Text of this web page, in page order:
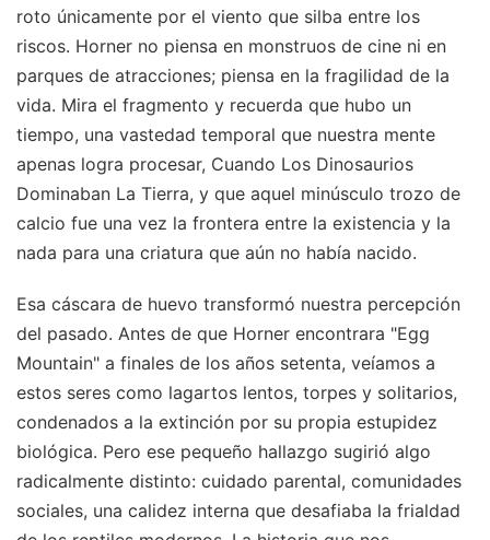
roto únicamente por el viento que silba entre los
riscos. Horner no piensa en monstruos de cine ni en
parques de atracciones; piensa en la fragilidad de la
vida. Mira el fragmento y recuerda que hubo un
tiempo, una vastedad temporal que nuestra mente
apenas logra procesar, Cuando Los Dinosaurios
Dominaban La Tierra, y que aquel minúsculo trozo de
calcio fue una vez la frontera entre la existencia y la
nada para una criatura que aún no había nacido.
Esa cáscara de huevo transformó nuestra percepción
del pasado. Antes de que Horner encontrara "Egg
Mountain" a finales de los años setenta, veíamos a
estos seres como lagartos lentos, torpes y solitarios,
condenados a la extinción por su propia estupidez
biológica. Pero ese pequeño hallazgo sugirió algo
radicalmente distinto: cuidado parental, comunidades
sociales, una calidez interna que desafiaba la frialdad